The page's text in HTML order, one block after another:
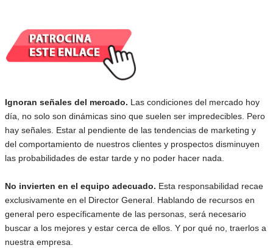
Ignoran señales del mercado. Las condiciones del mercado hoy
día, no solo son dinámicas sino que suelen ser impredecibles. Pero
hay señales. Estar al pendiente de las tendencias de marketing y
del comportamiento de nuestros clientes y prospectos disminuyen
las probabilidades de estar tarde y no poder hacer nada.
No invierten en el equipo adecuado. Esta responsabilidad recae
exclusivamente en el Director General. Hablando de recursos en
general pero específicamente de las personas, será necesario
buscar a los mejores y estar cerca de ellos. Y por qué no, traerlos a
nuestra empresa.